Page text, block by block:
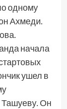
одному
Ахмеди.
начала
ушел в
Ташуеву. Он